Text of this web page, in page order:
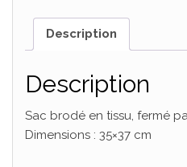
Description
Description
Sac brodé en tissu, fermé
Dimensions : 35×37 cm